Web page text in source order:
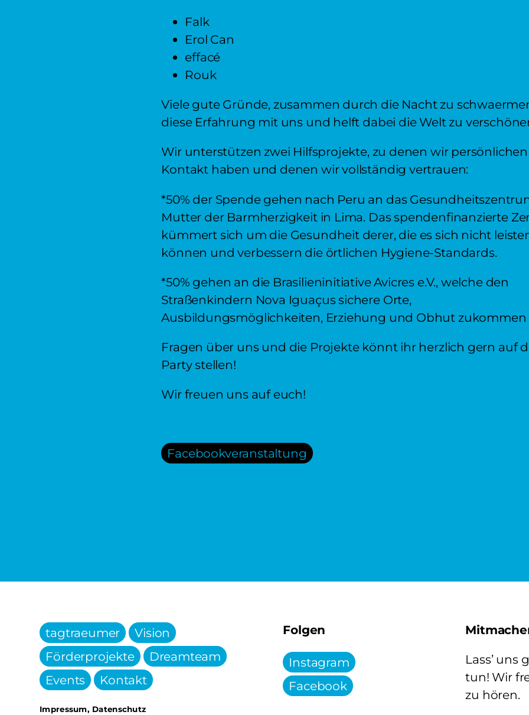
Falk
Erol Can
effacé
Rouk
Viele gute Gründe, zusammen durch die Nacht zu
diese Erfahrung mit uns und helft dabei die Welt zu
Wir unterstützen zwei Hilfsprojekte, zu denen wir persönlichen
Kontakt haben und denen wir vollständig vertrauen:
*50% der Spende gehen nach Peru an das
Mutter der Barmherzigkeit in Lima. Das spendenfinanzierte
kümmert sich um die Gesundheit derer, die es sich nicht
können und verbessern die örtlichen Hygiene-Standards.
*50% gehen an die Brasilieninitiative Avicres e.V., welche den
Straßenkindern Nova Iguaçus sichere Orte,
Ausbildungsmöglichkeiten, Erziehung und Obhut zukommen
Fragen über uns und die Projekte könnt ihr herzlich gern auf
Party stellen!
Wir freuen uns auf euch!
Facebookveranstaltung
tagtraeumer
Vision
Förderprojekte
Dreamteam
Events
Kontakt
Impressum, Datenschutz
Folgen
Instagram
Facebook
Lass’ uns
tun! Wir
zu hören.